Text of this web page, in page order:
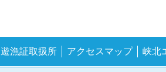
遊漁証取扱所 アクセスマップ 峡北